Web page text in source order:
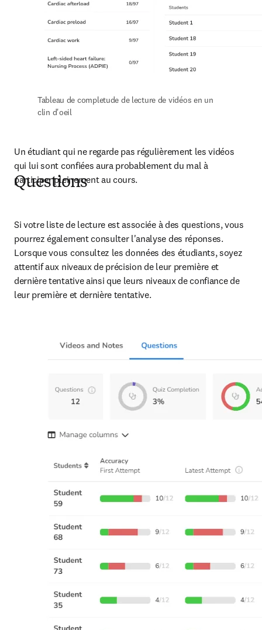
Tableau de completude de lecture de vidéos en un
clin d'oeil
Un étudiant qui ne regarde pas régulièrement les vidéos
qui lui sont confiées aura probablement du mal à
participer pleinement au cours.
Questions
Si votre liste de lecture est associée à des questions, vous
pourrez également consulter l'analyse des réponses.
Lorsque vous consultez les données des étudiants, soyez
attentif aux niveaux de précision de leur première et
dernière tentative ainsi que leurs niveaux de confiance de
leur première et dernière tentative.